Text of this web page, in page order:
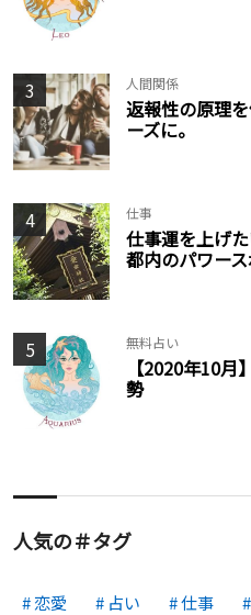
3 人間関係
返報性の原理
ーズに。
4 仕事
仕事運を上げ
都内のパワー
5 無料占い
【2020年10
勢
人気の＃タグ
恋愛 占い 仕事